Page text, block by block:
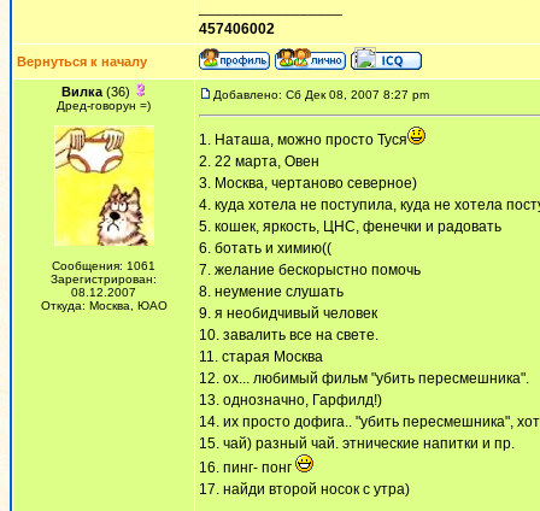
457406002
Вернуться к началу
Вилка(36)
Дред-говорун =)
Сообщения: 1061
Зарегистрирован:
08.12.2007
Откуда: Москва, ЮАО
Добавлено: Сб Дек 08, 2007 8:27 pm
1. Наташа, можно просто Туся
2. 22 марта, Овен
3. Москва, чертаново северное)
4. куда хотела не поступила, куда не хотела
5. кошек, яркость, ЦНС, фенечки и радовать
6. ботать и химию((
7. желание бескорыстно помочь
8. неумение слушать
9. я необидчивый человек
10. завалить все на свете.
11. старая Москва
12. ох... любимый фильм "убить пересмешника".
13. однозначно, Гарфилд!)
14. их просто дофига.. "убить пересмешника",
15. чай) разный чай. этнические напитки и пр.
16. пинг- понг
17. найди второй носок с утра)